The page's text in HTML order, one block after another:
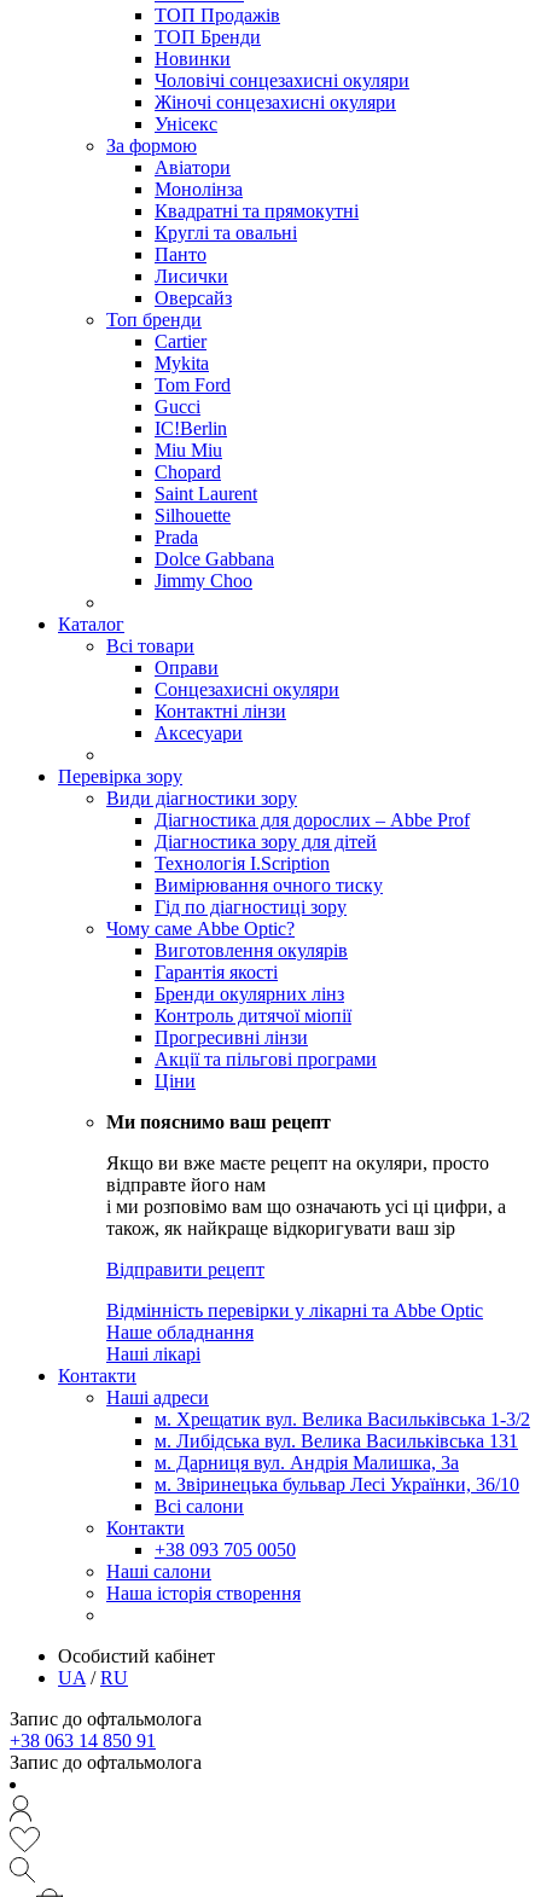
ТОП Продажів
ТОП Бренди
Новинки
Чоловічі сонцезахисні окуляри
Жіночі сонцезахисні окуляри
Унісекс
За формою
Авіатори
Монолінза
Квадратні та прямокутні
Круглі та овальні
Панто
Лисички
Оверсайз
Топ бренди
Cartier
Mykita
Tom Ford
Gucci
IC!Berlin
Miu Miu
Chopard
Saint Laurent
Silhouette
Prada
Dolce Gabbana
Jimmy Choo
Каталог
Всі товари
Оправи
Сонцезахисні окуляри
Контактні лінзи
Аксесуари
Перевірка зору
Види діагностики зору
Діагностика для дорослих – Abbe Prof
Діагностика зору для дітей
Технологія I.Scription
Вимірювання очного тиску
Гід по діагностиці зору
Чому саме Abbe Optic?
Виготовлення окулярів
Гарантія якості
Бренди окулярних лінз
Контроль дитячої міопії
Прогресивні лінзи
Акції та пільгові програми
Ціни
Ми пояснимо ваш рецепт
Якщо ви вже маєте рецепт на окуляри, просто
відправте його нам
і ми розповімо вам що означають усі ці цифри, а
також, як найкраще відкоригувати ваш зір
Відправити рецепт
Відмінність перевірки у лікарні та Abbe Optic
Наше обладнання
Наші лікарі
Контакти
Наші адреси
м. Хрещатик вул. Велика Васильківська 1-3/2
м. Либідська вул. Велика Васильківська 131
м. Дарниця вул. Андрія Малишка, 3а
м. Звіринецька бульвар Лесі Українки, 36/10
Всі салони
Контакти
+38 093 705 0050
Наші салони
Наша історія створення
Особистий кабінет
UA /RU
Запис до офтальмолога
+38 063 14 850 91
Запис до офтальмолога